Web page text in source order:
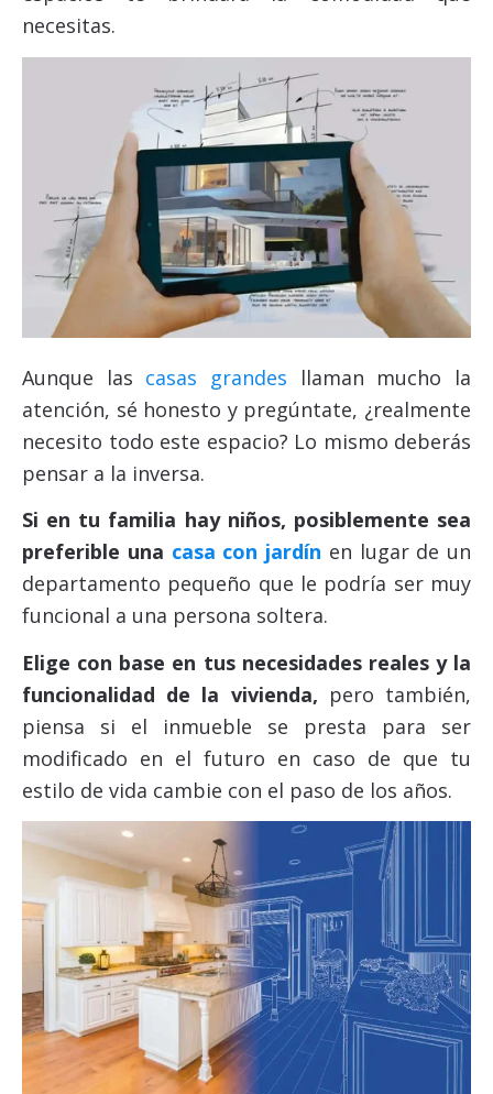
necesitas.
Aunque las casas grandes llaman mucho la
atención, sé honesto y pregúntate, ¿realmente
necesito todo este espacio? Lo mismo deberás
pensar a la inversa.
Si en tu familia hay niños, posiblemente sea
preferible una casa con jardín en lugar de un
departamento pequeño que le podría ser muy
funcional a una persona soltera.
Elige con base en tus necesidades reales y la
funcionalidad de la vivienda, pero también,
piensa si el inmueble se presta para ser
modificado en el futuro en caso de que tu
estilo de vida cambie con el paso de los años.